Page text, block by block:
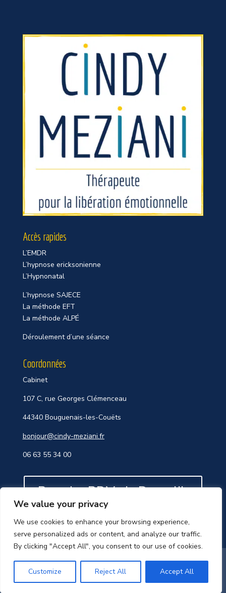
We value your privacy
We use cookies to enhance your browsing experience,
serve personalized ads or content, and analyze our traffic.
By clicking "Accept All", you consent to our use of cookies.
Customize Reject All Accept All
Accès rapides
L’EMDR
L’hypnose ericksonienne
L’Hypnonatal
L’hypnose SAJECE
La méthode EFT
La méthode ALPÉ
Déroulement d’une séance
Coordonnées
Cabinet
107 C, rue Georges Clémenceau
44340 Bouguenais-les-Couëts
bonjour@cindy-meziani.fr
06 63 55 34 00
Prendre RDV via Doctolib
© Copyright 2022 Cindy Meziani –Mentions légales–
Création et référencement parCoup d’Plume–
Optimisation SEO par Eccoweb